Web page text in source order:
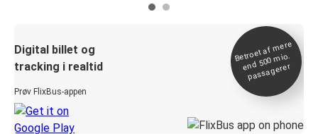
Digital billet og
tracking i realtid
Prøv FlixBus-appen
Betroet af
mere
end 500
mio.
passagerer